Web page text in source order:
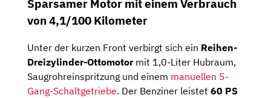
Sparsamer Motor mit einem Verbrauch
von 4,1/100 Kilometer
Unter der kurzen Front verbirgt sich ein Reihen-
Dreizylinder-Ottomotormit 1,0-Liter Hubraum,
Saugrohreinspritzung und einem manuellen 5-
Gang-Schaltgetriebe. Der Benziner leistet 60 PS